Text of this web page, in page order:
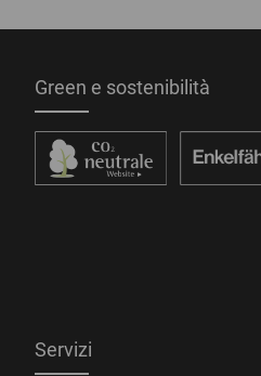
Green e sostenibilità
Servizi